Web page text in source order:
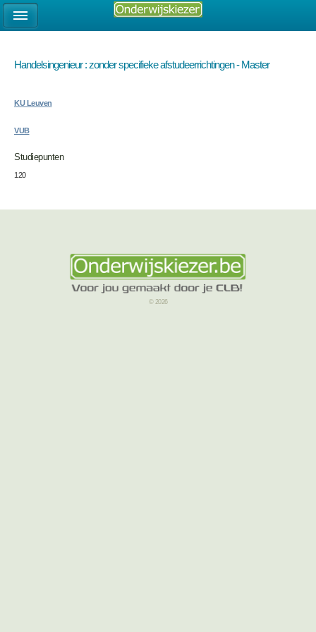
Handelsingenieur : zonder specifieke afstudeerrichtingen - Master
KU Leuven
VUB
Studiepunten
120
© 2026